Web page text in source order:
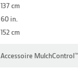
137 cm
60 in.
152 cm
Accessoire